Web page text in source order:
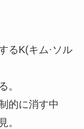
るK(キム·ソル
。
的に消す中
。